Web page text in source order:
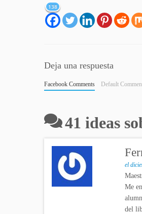
138
Deja una respuesta
Facebook Comments Default
41 ideas
el
Me
del